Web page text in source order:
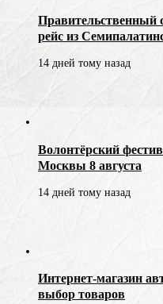
Правительственный
рейс из
14 дней тому назад
Волонтёрский
Москвы 8 августа
14 дней тому назад
Интернет-магазин
выбор товаров